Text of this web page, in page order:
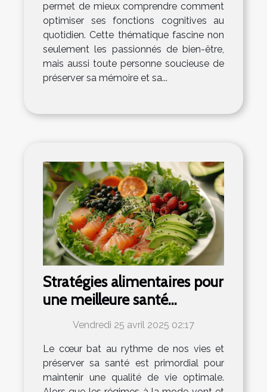
permet de mieux comprendre comment
optimiser ses fonctions cognitives au
quotidien. Cette thématique fascine non
seulement les passionnés de bien-être,
mais aussi toute personne soucieuse de
préserver sa mémoire et sa...
Stratégies alimentaires pour
une meilleure santé
cardiaque sans régimes
Vendredi 25 avril 2025 02:17
Le cœur bat au rythme de nos vies et
préserver sa santé est primordial pour
maintenir une qualité de vie optimale.